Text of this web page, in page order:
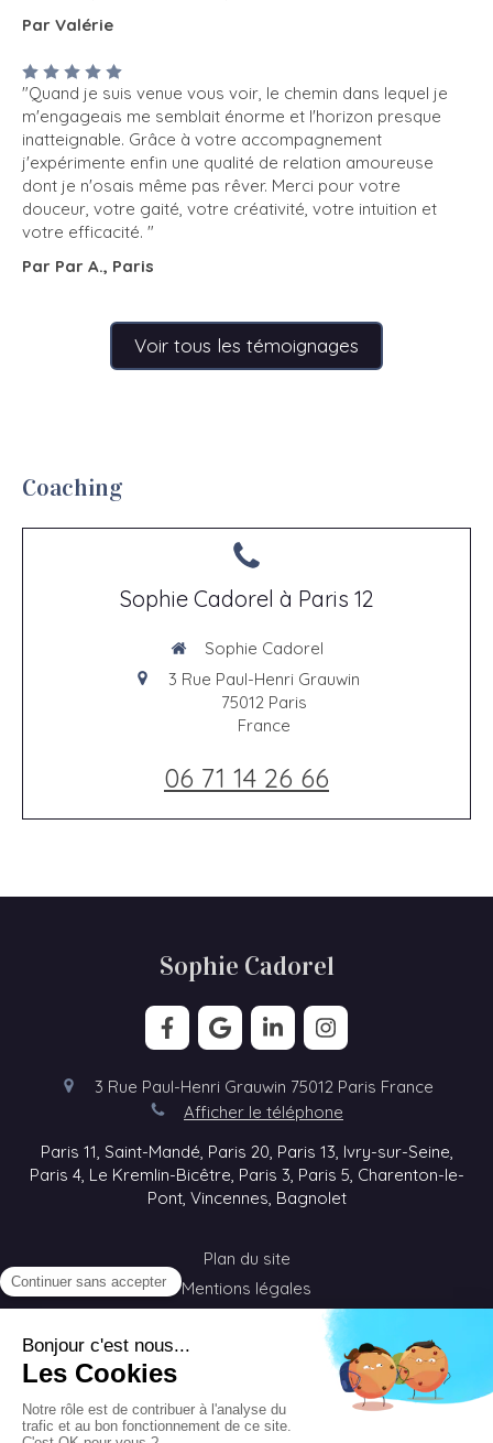
Par Valérie
"Quand je suis venue vous voir, le chemin dans lequel je
m'engageais me semblait énorme et l'horizon presque
inatteignable. Grâce à votre accompagnement
j'expérimente enfin une qualité de relation amoureuse
dont je n'osais même pas rêver. Merci pour votre
douceur, votre gaité, votre créativité, votre intuition et
votre efficacité. "
Par Par A., Paris
Voir tous les témoignages
Coaching
Sophie Cadorel à Paris 12
Sophie Cadorel
3 Rue Paul-Henri Grauwin
75012 Paris
France
06 71 14 26 66
Sophie Cadorel
3 Rue Paul-Henri Grauwin 75012 Paris France
Afficher le téléphone
Paris 11, Saint-Mandé, Paris 20, Paris 13, Ivry-sur-Seine,
Paris 4, Le Kremlin-Bicêtre, Paris 3, Paris 5, Charenton-le-
Pont, Vincennes, Bagnolet
Plan du site
Mentions légales
©2020 Sophie Cadorel - Visioconférence - Thérapie en
#jaccueillelextraordinaire